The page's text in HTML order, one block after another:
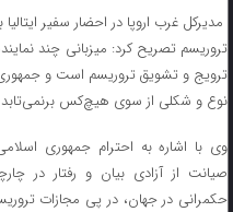
مدیرکل غرب اروپا در احضار سفیر ایتالیا
تروریسم تصریح کرد: میزبانی چند
ترویج و تشویق تروریسم است و
نوع و شکلی از سوی هیچ‌کس
وی با اشاره به احترام جمهوری
صیانت از آزادی بیان و رفتار در
حکمرانی در جهان، در پی مجازات